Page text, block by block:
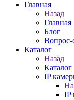
Главная
Назад
Главная
Блог
Вопрос-
Каталог
Назад
Каталог
IP
IP